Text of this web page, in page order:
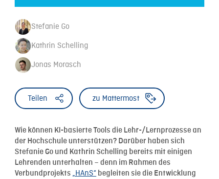
Stefanie Go
Kathrin Schelling
Jonas Morasch
Teilen zu Mattermost
Wie können KI-basierte Tools die Lehr-/Lernprozesse an
der Hochschule unterstützen? Darüber haben sich
Stefanie Go und Kathrin Schelling bereits mit einigen
Lehrenden unterhalten – denn im Rahmen des
Verbundprojekts „HAnS“ begleiten sie die Entwicklung